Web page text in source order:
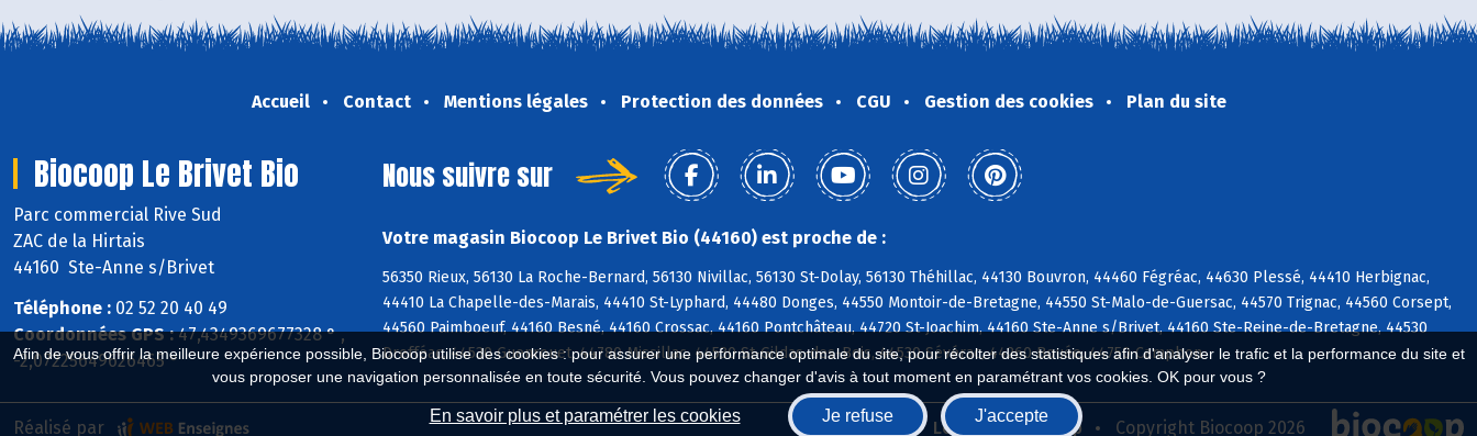
Afin de vous offrir la meilleure expérience possible, Biocoop utilise des cookies : pour assurer une performance optimale du site, pour récolter des statistiques afin d'analyser le trafic et la performance du site et
vous proposer une navigation personnalisée en toute sécurité. Vous pouvez changer d'avis à tout moment en paramétrant vos cookies. OK pour vous ?
En savoir plus et paramétrer les cookies Je refuse J'accepte
Accueil Contact Mentions légales Protection des données CGU Gestion des cookies Plan du site
Biocoop Le Brivet Bio
Parc commercial Rive Sud
ZAC de la Hirtais
44160 Ste-Anne s/Brivet
Téléphone : 02 52 20 40 49
Coordonnées GPS :47,4349369677328 ° ,
-2,07225649626465 °
Nous suivre sur
Votre magasin Biocoop Le Brivet Bio (44160) est proche de :
56350 Rieux, 56130 La Roche-Bernard, 56130 Nivillac, 56130 St-Dolay, 56130 Théhillac, 44130 Bouvron, 44460 Fégréac, 44630 Plessé, 44410 Herbignac,
44410 La Chapelle-des-Marais, 44410 St-Lyphard, 44480 Donges, 44550 Montoir-de-Bretagne, 44550 St-Malo-de-Guersac, 44570 Trignac, 44560 Corsept,
44560 Paimboeuf, 44160 Besné, 44160 Crossac, 44160 Pontchâteau, 44720 St-Joachim, 44160 Ste-Anne s/Brivet, 44160 Ste-Reine-de-Bretagne, 44530
Drefféac, 44530 Guenrouet, 44780 Missillac, 44530 St-Gildas-des-Bois, 44530 Sévérac, 44260 Bouée, 44750 Campbon
Biocoop.fr Le réseau Biocoop Copyright Biocoop 2026
Réalisé par